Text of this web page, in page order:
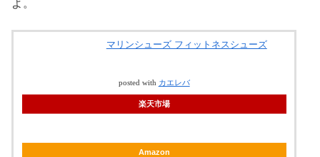
よ。
マリンシューズ フィットネスシューズ
posted with カエレバ
楽天市場
Amazon